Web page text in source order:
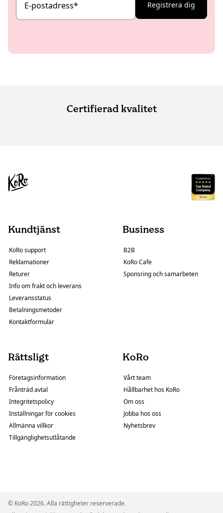
E-postadress* Registrera dig
Certifierad kvalitet
Kundtjänst
KoRo support
Reklamationer
Returer
Info om frakt och leverans
Leveransstatus
Betalningsmetoder
Kontaktformulär
Business
B2B
KoRo Cafe
Sponsring och samarbeten
Rättsligt
Företagsinformation
Frånträd avtal
Integritetspolicy
Inställningar för cookies
Allmänna villkor
Tillgänglighetsutlåtande
KoRo
Vårt team
Hållbarhet hos KoRo
Om oss
Jobba hos oss
Nyhetsbrev
© KoRo 2026. Alla rättigheter reserverade.